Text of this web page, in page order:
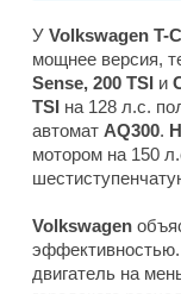
У Volkswagen T-
мощнее версия,
Sense, 200 TSI и
TSI на 128 л.с.
автомат AQ300.
мотором на 150
Volkswagen
двигатель на